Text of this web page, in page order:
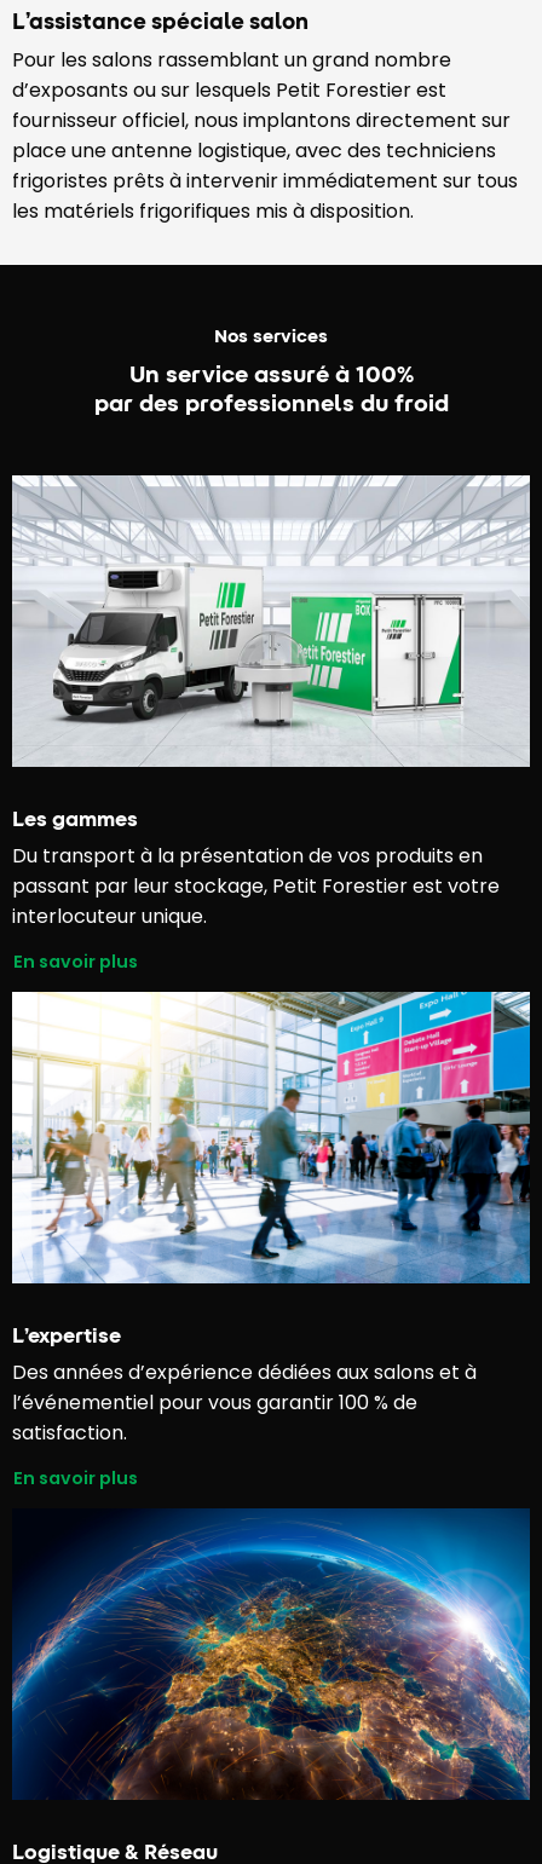
L’assistance spéciale salon
Pour les salons rassemblant un grand nombre
d’exposants ou sur lesquels Petit Forestier est
fournisseur officiel, nous implantons directement sur
place une antenne logistique, avec des techniciens
frigoristes prêts à intervenir immédiatement sur tous
les matériels frigorifiques mis à disposition.
Nos services
Un service assuré à 100%
par des professionnels du froid
Les gammes
Du transport à la présentation de vos produits en
passant par leur stockage, Petit Forestier est votre
interlocuteur unique.
En savoir plus
L’expertise
Des années d’expérience dédiées aux salons et à
l’événementiel pour vous garantir 100 % de
satisfaction.
En savoir plus
Logistique & Réseau